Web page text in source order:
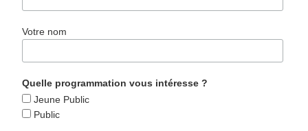
Votre nom
Quelle programmation vous intéresse ?
Jeune Public
Public